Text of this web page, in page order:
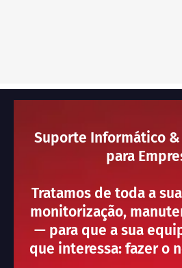
Suporte Informático
para
Tratamos de toda a
monitorização,
— para que a sua
que interessa: fazer o